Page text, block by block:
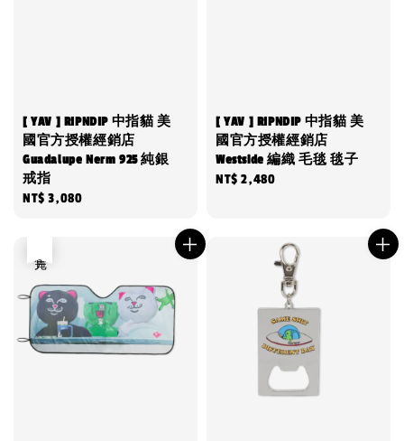
[ YAV ] RIPNDIP 中指貓 美
國官方授權經銷店
Guadalupe Nerm 925 純銀
戒指
Regular
NT$ 3,080
[ YAV ] RIPNDIP 中指貓 美
國官方授權經銷店
Westside 編織 毛毯 毯子
Regular
NT$ 2,480